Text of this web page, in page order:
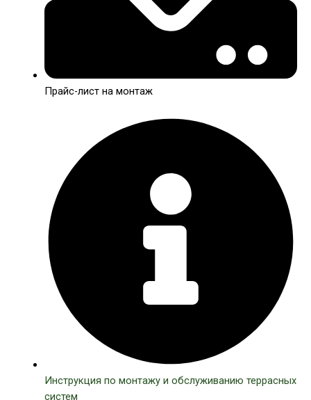
Прайс-лист на монтаж
Инструкция по монтажу и обслуживанию террасных
систем